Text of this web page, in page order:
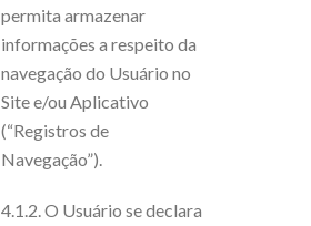
permita armazenar
informações a respeito da
navegação do Usuário no
Site e/ou Aplicativo
(“Registros de
Navegação”).
4.1.2. O Usuário se declara